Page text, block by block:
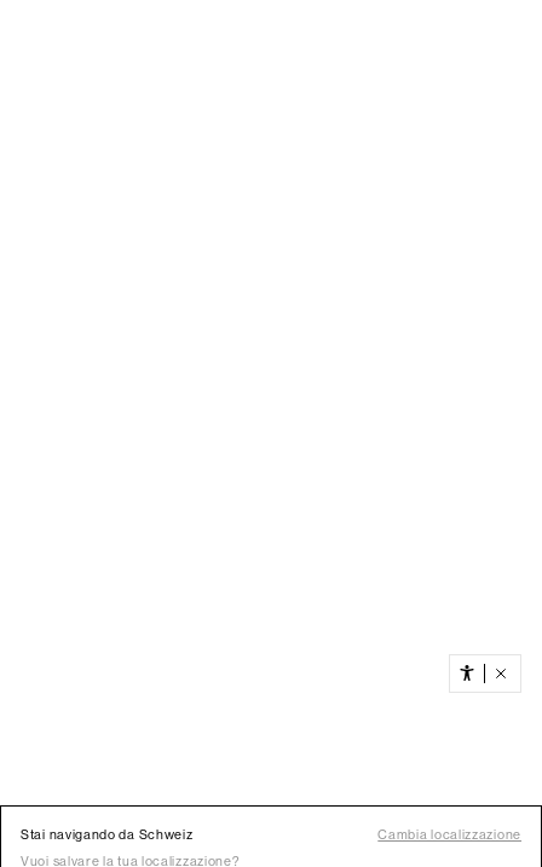
Stai navigando da Schweiz
Cambia localizzazione
Vuoi salvare la tua localizzazione?